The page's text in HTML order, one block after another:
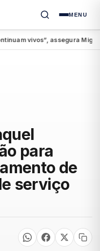
MENU
vivos”, assegura Miguel
para
de
serviço